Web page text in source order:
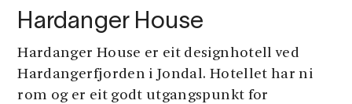
Hardanger House
Hardanger House er eit designhotell ved
Hardangerfjorden i Jondal. Hotellet har ni
rom og er eit godt utgangspunkt for